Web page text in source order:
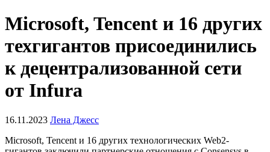
Microsoft, Tencent и 16 других
техгигантов присоединились
к децентрализованной сети
от Infura
16.11.2023 Лена Джесс
Microsoft, Tencent и 16 других технологических Web2-